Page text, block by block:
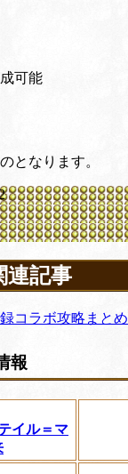
可能
となります。
連記事
コラボ攻略まとめ
報
イル＝マ